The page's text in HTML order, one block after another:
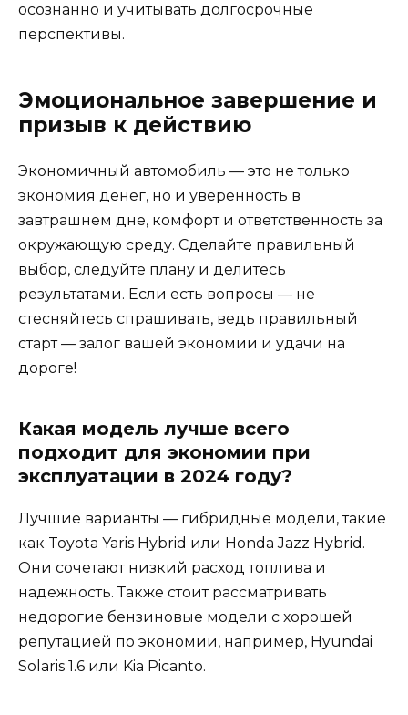
осознанно и учитывать долгосрочные
перспективы.
Эмоциональное завершение и
призыв к действию
Экономичный автомобиль — это не только
экономия денег, но и уверенность в
завтрашнем дне, комфорт и ответственность за
окружающую среду. Сделайте правильный
выбор, следуйте плану и делитесь
результатами. Если есть вопросы — не
стесняйтесь спрашивать, ведь правильный
старт — залог вашей экономии и удачи на
дороге!
Какая модель лучше всего
подходит для экономии при
эксплуатации в 2024 году?
Лучшие варианты — гибридные модели, такие
как Toyota Yaris Hybrid или Honda Jazz Hybrid.
Они сочетают низкий расход топлива и
надежность. Также стоит рассматривать
недорогие бензиновые модели с хорошей
репутацией по экономии, например, Hyundai
Solaris 1.6 или Kia Picanto.